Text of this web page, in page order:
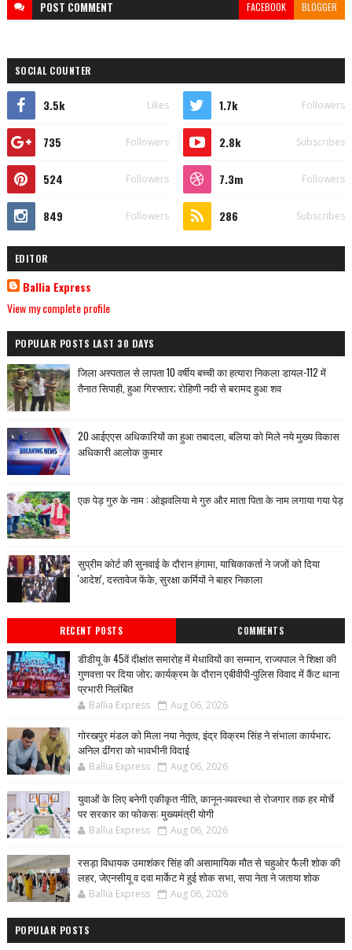
POST COMMENT FACEBOOK BLOGGER
SOCIAL COUNTER
3.5k Likes 1.7k Followers
735 Followers 2.8k Subscribes
524 Followers 7.3m Followers
849 Followers 286 Subscribes
EDITOR
Ballia Express
View my complete profile
POPULAR POSTS LAST 30 DAYS
जिला अस्पताल से लापता 10 वर्षीय बच्ची का हत्यारा निकला डायल-112 में
तैनात सिपाही, हुआ गिरफ्तार; रोहिणी नदी से बरामद हुआ शव
20 आईएएस अधिकारियों का हुआ तबादला, बलिया को मिले नये मुख्य विकास
अधिकारी आलोक कुमार
एक पेड़ गुरु के नाम : ओझवलिया मे गुरु और माता पिता के नाम लगाया गया पेड़
सुप्रीम कोर्ट की सुनवाई के दौरान हंगामा, याचिकाकर्ता ने जजों को दिया
'आदेश', दस्तावेज फेंके, सुरक्षा कर्मियों ने बाहर निकाला
RECENT POSTS COMMENTS
डीडीयू के 45वें दीक्षांत समारोह में मेधावियों का सम्मान, राज्यपाल ने शिक्षा की
गुणवत्ता पर दिया जोर; कार्यक्रम के दौरान एबीवीपी-पुलिस विवाद में कैंट थाना
प्रभारी निलंबित
Ballia Express Aug 06, 2026
गोरखपुर मंडल को मिला नया नेतृत्व, इंद्र विक्रम सिंह ने संभाला कार्यभार;
अनिल ढींगरा को भावभीनी विदाई
Ballia Express Aug 06, 2026
युवाओं के लिए बनेगी एकीकृत नीति, कानून-व्यवस्था से रोजगार तक हर मोर्चे
पर सरकार का फोकस: मुख्यमंत्री योगी
Ballia Express Aug 06, 2026
रसड़ा विधायक उमाशंकर सिंह की असामायिक मौत से चहुओर फैली शोक की
लहर, जेएनसीयू व दवा मार्केट मे हुई शोक सभा, सपा नेता ने जताया शोक
Ballia Express Aug 06, 2026
POPULAR POSTS